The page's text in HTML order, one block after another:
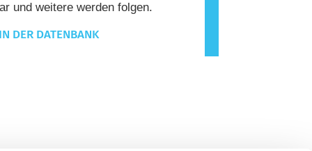
und weitere werden folgen.
DER DATENBANK